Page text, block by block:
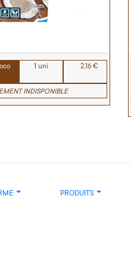
1 uni 2,16 €
INDISPONIBLE
PRODUITS